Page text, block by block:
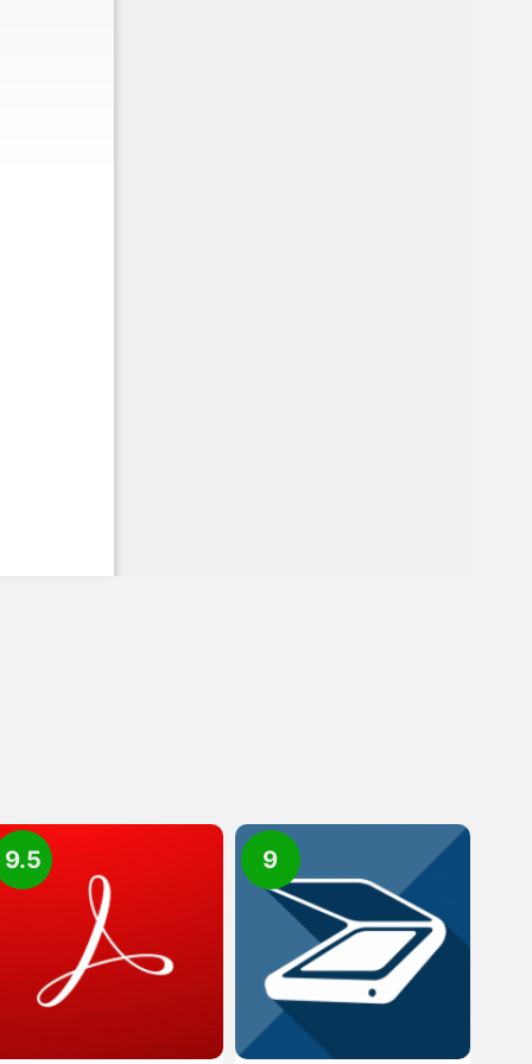
9.5 9